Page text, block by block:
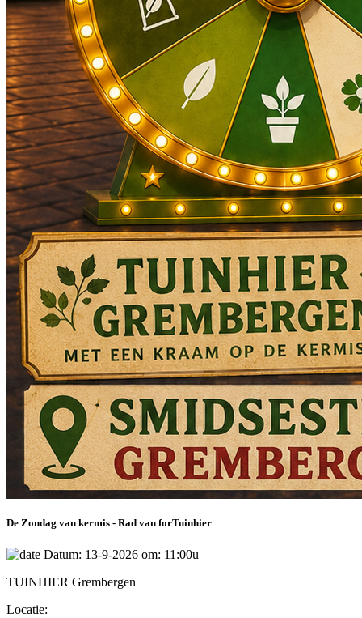
De Zondag van kermis - Rad van forTuinhier
Datum: 13-9-2026 om: 11:00u
TUINHIER Grembergen
Locatie: